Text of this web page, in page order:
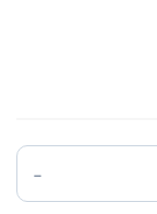
Refill:
Giorgio
Armani